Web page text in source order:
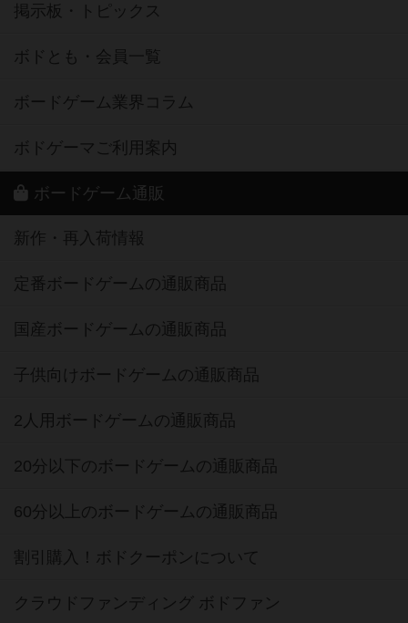
掲示板・トピックス
ボドとも・会員一覧
ボードゲーム業界コラム
ボドゲーマご利用案内
ボードゲーム通販
新作・再入荷情報
定番ボードゲームの通販商品
国産ボードゲームの通販商品
子供向けボードゲームの通販商品
2人用ボードゲームの通販商品
20分以下のボードゲームの通販商品
60分以上のボードゲームの通販商品
割引購入！ボドクーポンについて
クラウドファンディング ボドファン